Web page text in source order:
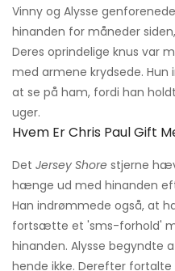
Vinny og Alysse
hinanden for måneder
Deres oprindelige knus var
med armene krydsede.
at se på ham, fordi han
uger.
Hvem Er Chris Paul Gift
Det Jersey Shore stjerne
hænge ud med hinanden
Han indrømmede også, at
fortsætte et 'sms-forhold'
hinanden. Alysse begyndte
hende ikke. Derefter